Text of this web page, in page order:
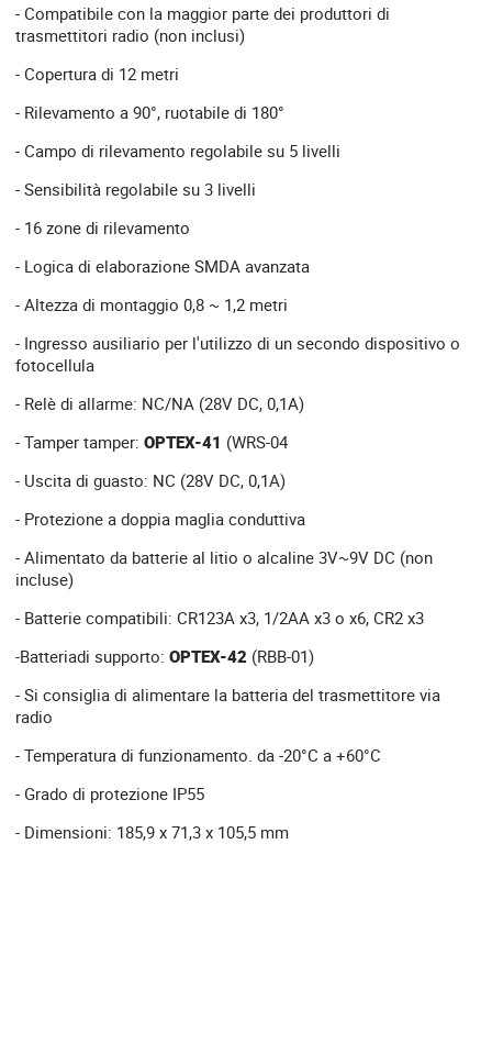
- Compatibile con la maggior parte dei produttori di
trasmettitori radio (non inclusi)
- Copertura di 12 metri
- Rilevamento a 90°, ruotabile di 180°
- Campo di rilevamento regolabile su 5 livelli
- Sensibilità regolabile su 3 livelli
- 16 zone di rilevamento
- Logica di elaborazione SMDA avanzata
- Altezza di montaggio 0,8 ~ 1,2 metri
- Ingresso ausiliario per l'utilizzo di un secondo dispositivo o
fotocellula
- Relè di allarme: NC/NA (28V DC, 0,1A)
- Tamper tamper: OPTEX-41 (WRS-04
- Uscita di guasto: NC (28V DC, 0,1A)
- Protezione a doppia maglia conduttiva
- Alimentato da batterie al litio o alcaline 3V~9V DC (non
incluse)
- Batterie compatibili: CR123A x3, 1/2AA x3 o x6, CR2 x3
-Batteriadi supporto: OPTEX-42 (RBB-01)
- Si consiglia di alimentare la batteria del trasmettitore via
radio
- Temperatura di funzionamento. da -20°C a +60°C
- Grado di protezione IP55
- Dimensioni: 185,9 x 71,3 x 105,5 mm